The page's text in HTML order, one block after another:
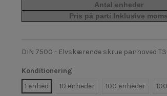
Antal enheder
Pris på parti Inklusive moms
DIN 7500 - Elvskærende skrue panhoved
Konditionering
1 enhed
10 enheder 100 enheder